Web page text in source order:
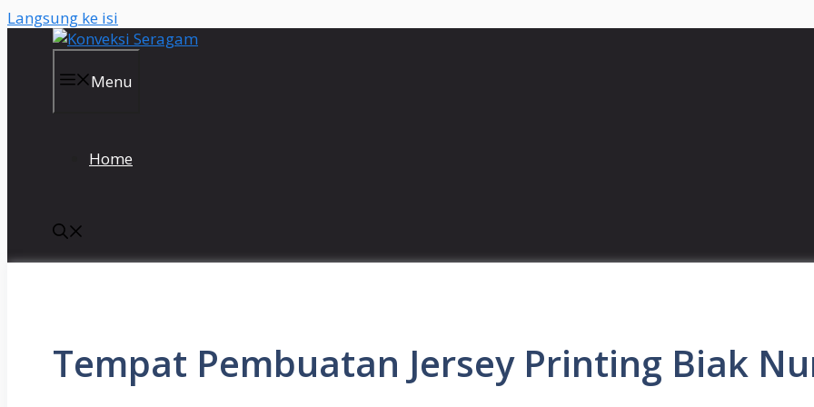
Langsung ke isi
Menu
Home
Tempat Pembuatan Jersey Printing Biak